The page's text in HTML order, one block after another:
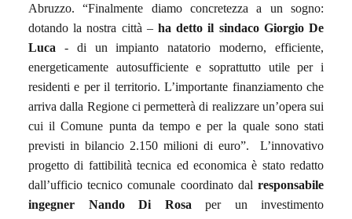
Abruzzo. “Finalmente diamo concretezza a un sogno:
dotando la nostra città – ha detto il sindaco Giorgio De
Luca - di un impianto natatorio moderno, efficiente,
energeticamente autosufficiente e soprattutto utile per i
residenti e per il territorio. L’importante finanziamento che
arriva dalla Regione ci permetterà di realizzare un’opera sui
cui il Comune punta da tempo e per la quale sono stati
previsti in bilancio 2.150 milioni di euro”. L’innovativo
progetto di fattibilità tecnica ed economica è stato redatto
dall’ufficio tecnico comunale coordinato dal responsabile
ingegner Nando Di Rosa per un investimento